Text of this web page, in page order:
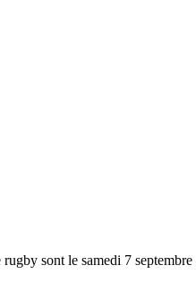
sont le samedi 7